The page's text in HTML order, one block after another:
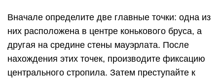
Вначале определите две главные точки: одна из
них расположена в центре конькового бруса, а
другая на средине стены мауэрлата. После
нахождения этих точек, производите фиксацию
центрального стропила. Затем преступайте к